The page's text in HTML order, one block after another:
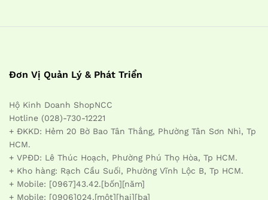
Đơn Vị Quản Lý & Phát Triển
Hộ Kinh Doanh ShopNCC
Hotline (028)-730-12221
+ ĐKKD: Hẻm 20 Bờ Bao Tân Thắng, Phường Tân Sơn Nhì, Tp
HCM.
+ VPĐD: Lê Thúc Hoạch, Phường Phú Thọ Hòa, Tp HCM.
+ Kho hàng: Rạch Cầu Suối, Phường Vĩnh Lộc B, Tp HCM.
+ Mobile: [0967]43.42.[bốn][năm]
+ Mobile: [0906]024.[một][hai][ba]